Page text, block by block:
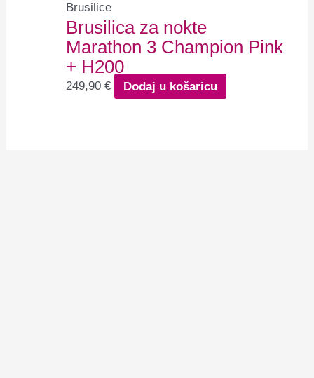
Brusilice
Brusilica za nokte
Marathon 3 Champion Pink
+ H200
249,90€ Dodaj u košaricu